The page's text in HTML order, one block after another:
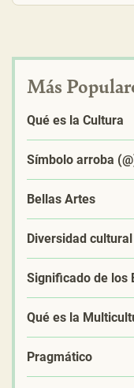
Más
Qué es la Cultura
Símbolo arroba
Bellas Artes
Diversidad cultural
Significado de los
Qué es la
Pragmático